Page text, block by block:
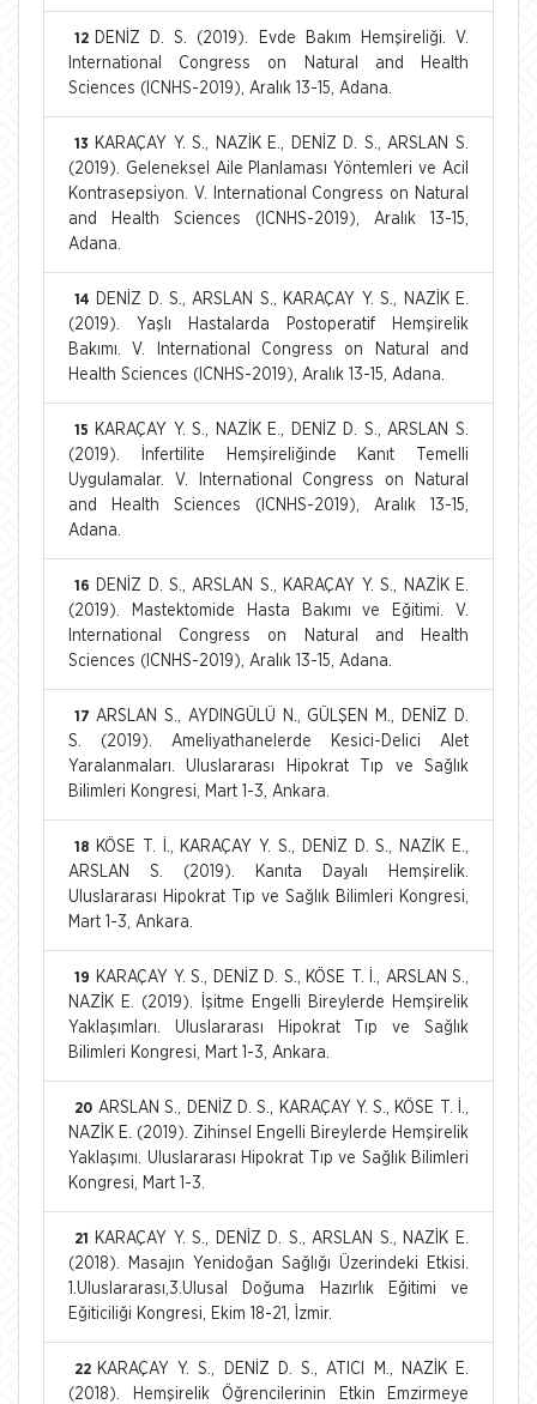
12
DENİZ D. S. (2019). Evde Bakım Hemşireliği. V.
International Congress on Natural and Health
Sciences (ICNHS-2019), Aralık 13-15, Adana.
13
KARAÇAY Y. S., NAZİK E., DENİZ D. S., ARSLAN S.
(2019). Geleneksel Aile Planlaması Yöntemleri ve Acil
Kontrasepsiyon. V. International Congress on Natural
and Health Sciences (ICNHS-2019), Aralık 13-15,
Adana.
14
DENİZ D. S., ARSLAN S., KARAÇAY Y. S., NAZİK E.
(2019). Yaşlı Hastalarda Postoperatif Hemşirelik
Bakımı. V. International Congress on Natural and
Health Sciences (ICNHS-2019), Aralık 13-15, Adana.
15
KARAÇAY Y. S., NAZİK E., DENİZ D. S., ARSLAN S.
(2019). İnfertilite Hemşireliğinde Kanıt Temelli
Uygulamalar. V. International Congress on Natural
and Health Sciences (ICNHS-2019), Aralık 13-15,
Adana.
16
DENİZ D. S., ARSLAN S., KARAÇAY Y. S., NAZİK E.
(2019). Mastektomide Hasta Bakımı ve Eğitimi. V.
International Congress on Natural and Health
Sciences (ICNHS-2019), Aralık 13-15, Adana.
17 ARSLAN S., AYDINGÜLÜ N., GÜLŞEN M., DENİZ D.
S. (2019). Ameliyathanelerde Kesici-Delici Alet
Yaralanmaları. Uluslararası Hipokrat Tıp ve Sağlık
Bilimleri Kongresi, Mart 1-3, Ankara.
18
KÖSE T. İ., KARAÇAY Y. S., DENİZ D. S., NAZİK E.,
ARSLAN S. (2019). Kanıta Dayalı Hemşirelik.
Uluslararası Hipokrat Tıp ve Sağlık Bilimleri Kongresi,
Mart 1-3, Ankara.
19
KARAÇAY Y. S., DENİZ D. S., KÖSE T. İ., ARSLAN S.,
NAZİK E. (2019). İşitme Engelli Bireylerde Hemşirelik
Yaklaşımları. Uluslararası Hipokrat Tıp ve Sağlık
Bilimleri Kongresi, Mart 1-3, Ankara.
20 ARSLAN S., DENİZ D. S., KARAÇAY Y. S., KÖSE T. İ.,
NAZİK E. (2019). Zihinsel Engelli Bireylerde Hemşirelik
Yaklaşımı. Uluslararası Hipokrat Tıp ve Sağlık Bilimleri
Kongresi, Mart 1-3.
21
KARAÇAY Y. S., DENİZ D. S., ARSLAN S., NAZİK E.
(2018). Masajın Yenidoğan Sağlığı Üzerindeki Etkisi.
1.Uluslararası,3.Ulusal Doğuma Hazırlık Eğitimi ve
Eğiticiliği Kongresi, Ekim 18-21, İzmir.
22 KARAÇAY Y. S., DENİZ D. S., ATICI M., NAZİK E.
(2018). Hemşirelik Öğrencilerinin Etkin Emzirmeye